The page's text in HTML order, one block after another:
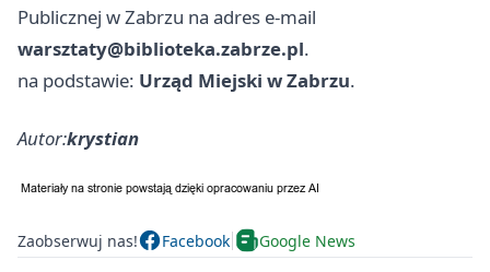
Publicznej w Zabrzu na adres e‑mail
warsztaty@biblioteka.zabrze.pl.
na podstawie: Urząd Miejski w Zabrzu.
Autor:krystian
Zaobserwuj nas! Facebook Google News